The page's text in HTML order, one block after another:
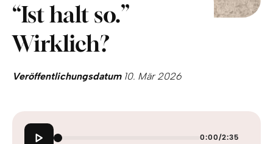
“Ist halt so.”
Wirklich?
Veröffentlichungsdatum10. Mär 2026
0:00/2:35